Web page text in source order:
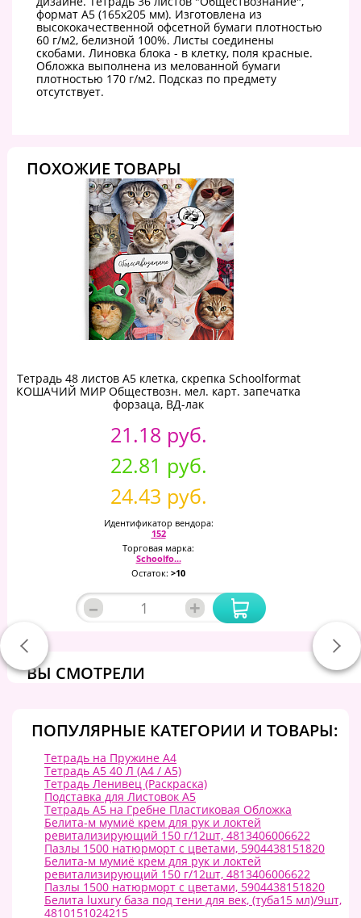
формат А5 (165х205 мм). Изготовлена из
высококачественной офсетной бумаги плотностью
60 г/м2, белизной 100%. Листы соединены
скобами. Линовка блока - в клетку, поля красные.
Обложка выполнена из мелованной бумаги
плотностью 170 г/м2. Подсказ по предмету
отсутствует.
ПОХОЖИЕ ТОВАРЫ
Тетрадь 48 листов А5 клетка, скрепка Schoolformat
КОШАЧИЙ МИР Обществозн. мел. карт. запечатка
форзаца, ВД-лак
21.18 руб.
22.81 руб.
24.43 руб.
Идентификатор вендора:
152
Торговая марка:
Schoolfo...
Остаток: >10
– +
ВЫ СМОТРЕЛИ
ПОПУЛЯРНЫЕ КАТЕГОРИИ И ТОВАРЫ:
Тетрадь на Пружине А4
Тетрадь А5 40 Л (A4 / А5)
Тетрадь Ленивец (Раскраска)
Подставка для Листовок А5
Тетрадь А5 на Гребне Пластиковая Обложка
Белита-м мумиё крем для рук и локтей
ревитализирующий 150 г/12шт, 4813406006622
Пазлы 1500 натюрморт с цветами, 5904438151820
Белита-м мумиё крем для рук и локтей
ревитализирующий 150 г/12шт, 4813406006622
Пазлы 1500 натюрморт с цветами, 5904438151820
Белита luxury база под тени для век, (туба15 мл)/9шт,
4810151024215